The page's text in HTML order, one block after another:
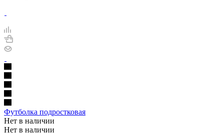
Футболка подростковая
Нет в наличии
Нет в наличии